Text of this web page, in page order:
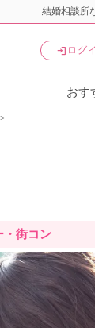
結婚相談所
login ログ
おす
・街コン